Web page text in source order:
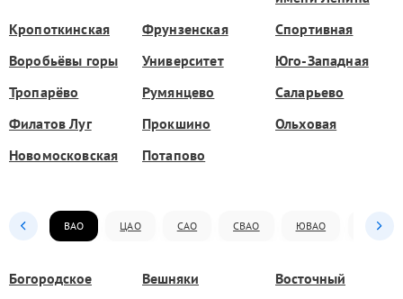
Кропоткинская
Фрунзенская
Спортивная
Воробьёвы горы
Университет
Юго-Западная
Тропарёво
Румянцево
Саларьево
Филатов Луг
Прокшино
Ольховая
Новомосковская
Потапово
ВАО ЦАО САО СВАО ЮВАО ЮАО
Богородское Вешняки
Восточный